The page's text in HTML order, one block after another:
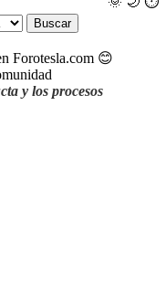
Forotesla.com 😊
y los procesos